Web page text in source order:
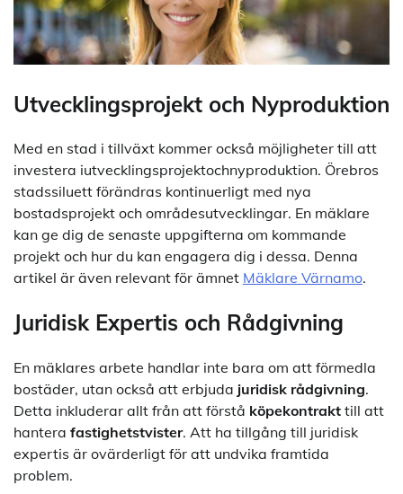
Utvecklingsprojekt och Nyproduktion
Med en stad i tillväxt kommer också möjligheter till att
investera iutvecklingsprojektochnyproduktion. Örebros
stadssiluett förändras kontinuerligt med nya
bostadsprojekt och områdesutvecklingar. En mäklare
kan ge dig de senaste uppgifterna om kommande
projekt och hur du kan engagera dig i dessa. Denna
artikel är även relevant för ämnet Mäklare Värnamo.
Juridisk Expertis och Rådgivning
En mäklares arbete handlar inte bara om att förmedla
bostäder, utan också att erbjuda juridisk rådgivning.
Detta inkluderar allt från att förstå köpekontrakt till att
hantera fastighetstvister. Att ha tillgång till juridisk
expertis är ovärderligt för att undvika framtida
problem.